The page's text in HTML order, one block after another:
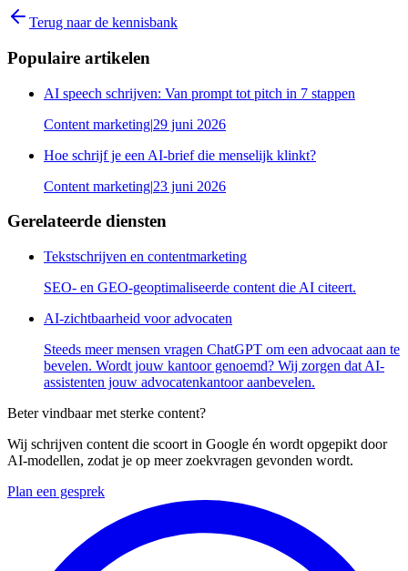
Terug naar de kennisbank
Populaire artikelen
AI speech schrijven: Van prompt tot pitch in 7 stappen
Content marketing|29 juni 2026
Hoe schrijf je een AI-brief die menselijk klinkt?
Content marketing|23 juni 2026
Gerelateerde diensten
Tekstschrijven en contentmarketing
SEO- en GEO-geoptimaliseerde content die AI citeert.
AI-zichtbaarheid voor advocaten
Steeds meer mensen vragen ChatGPT om een advocaat aan te
bevelen. Wordt jouw kantoor genoemd? Wij zorgen dat AI-
assistenten jouw advocatenkantoor aanbevelen.
Beter vindbaar met sterke content?
Wij schrijven content die scoort in Google én wordt opgepikt door
AI-modellen, zodat je op meer zoekvragen gevonden wordt.
Plan een gesprek